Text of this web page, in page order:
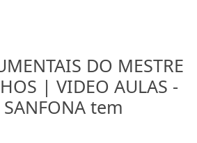
DO MESTRE
| VIDEO AULAS -
tem